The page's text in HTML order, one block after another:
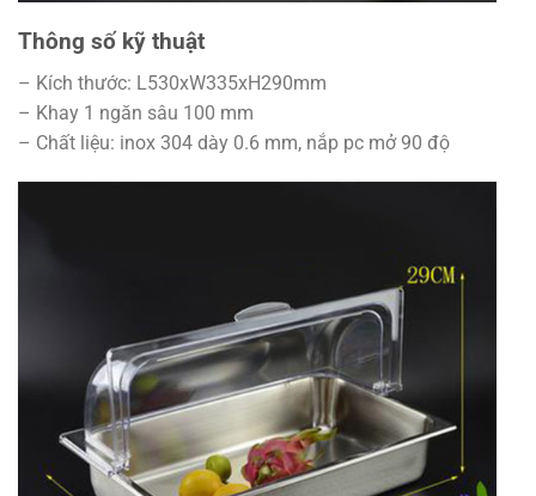
Thông số kỹ thuật
– Kích thước: L530xW335xH290mm
– Khay 1 ngăn sâu 100 mm
– Chất liệu: inox 304 dày 0.6 mm, nắp pc mở 90 độ